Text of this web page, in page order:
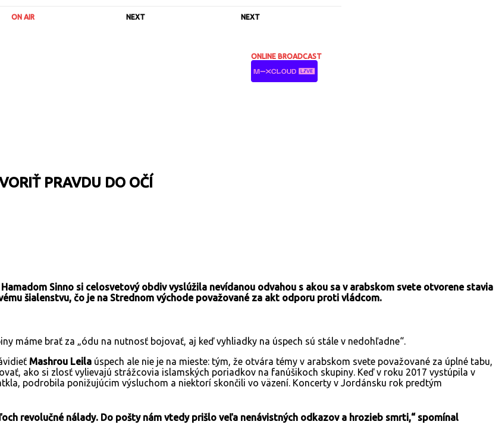
ON AIR NEXT NEXT
ONLINE BROADCAST
PRAVDU DO OČÍ
Sinno si celosvetový obdiv vyslúžila nevídanou odvahou s akou sa v arabskom svete otvorene stavia
šialenstvu, čo je na Strednom východe považované za akt odporu proti vládcom.
máme brať za „ódu na nutnosť bojovať, aj keď vyhliadky na úspech sú stále v nedohľadne“.
Mashrou Leila úspech ale nie je na mieste: tým, že otvára témy v arabskom svete považované za úplné tabu,
ako si zlosť vylievajú strážcovia islamských poriadkov na fanúšikoch skupiny. Keď v roku 2017 vystúpila v
podrobila ponižujúcim výsluchom a niektorí skončili vo väzení. Koncerty v Jordánsku rok predtým
revolučné nálady. Do pošty nám vtedy prišlo veľa nenávistných odkazov a hrozieb smrti,“ spomínal